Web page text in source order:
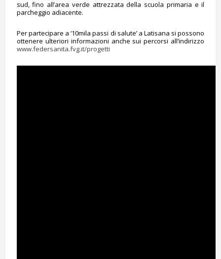
sud, fino all’area verde attrezzata della scuola primaria e il
parcheggio adiacente.
Per partecipare a ‘10mila passi di salute’ a Latisana si possono
ottenere ulteriori informazioni anche sui percorsi all’indirizzo
www.federsanita.fvg.it/progetti